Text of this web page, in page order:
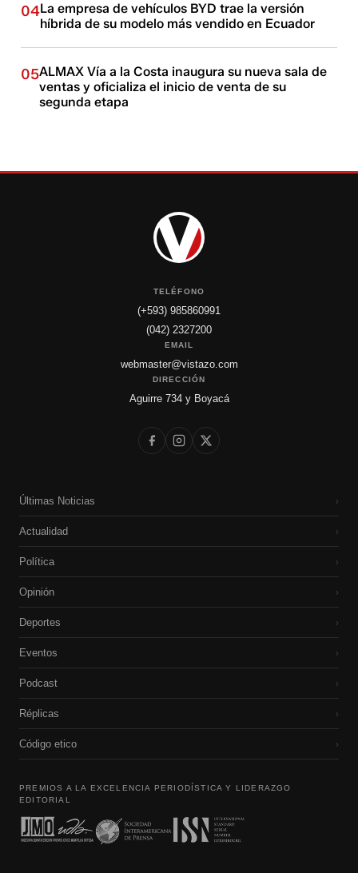
04La empresa de vehículos BYD trae la versión
híbrida de su modelo más vendido en Ecuador
05ALMAX Vía a la Costa inaugura su nueva sala de
ventas y oficializa el inicio de venta de su
segunda etapa
TELÉFONO
(+593) 985860991
(042) 2327200
EMAIL
webmaster@vistazo.com
DIRECCIÓN
Aguirre 734 y Boyacá
Últimas Noticias ›
Actualidad ›
Política ›
Opinión ›
Deportes ›
Eventos ›
Podcast ›
Réplicas ›
Código etico ›
PREMIOS A LA EXCELENCIA PERIODÍSTICA Y LIDERAZGO
EDITORIAL